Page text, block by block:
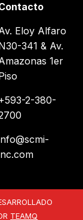
Eloy Alfaro
341 & Av.
1er
2-380-
TEAMQ